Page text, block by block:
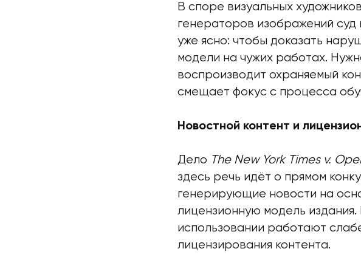
В споре визуальных
генераторов изображений
уже ясно: чтобы доказать
модели на чужих работах.
воспроизводит охраняемый
смещает фокус с процесса
Новостной контент и
Дело The New York Times v.
здесь речь идёт о прямом
генерирующие новости на
лицензионную модель
использовании работают
лицензирования контента.